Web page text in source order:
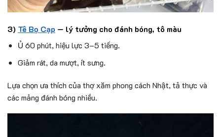
3) Tê Bọ Cạp — lý tưởng cho đánh bóng, tô màu
Ủ 60 phút, hiệu lực 3–5 tiếng.
Giảm rát, da mượt, ít sưng.
Lựa chọn ưa thích của thợ xăm phong cách Nhật, tả thực và
các mảng đánh bóng nhiều.